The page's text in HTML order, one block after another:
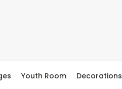
Youth Room Decorations